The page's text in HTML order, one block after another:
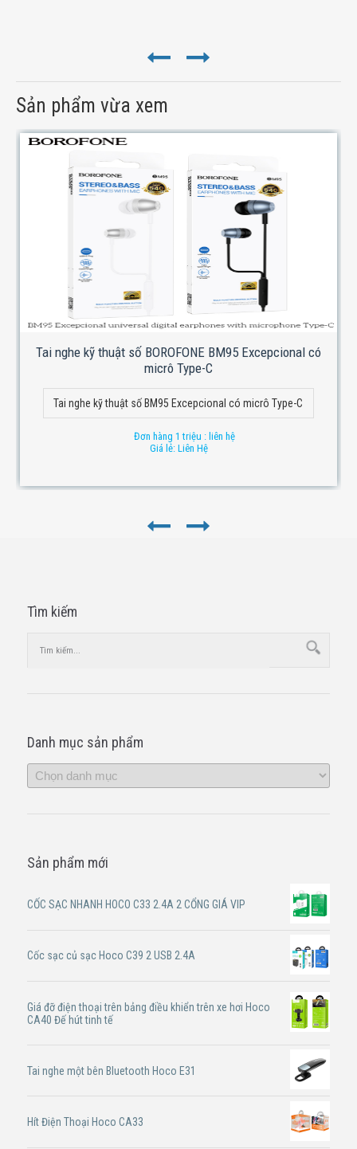
Sản phẩm vừa xem
Tai nghe kỹ thuật số BOROFONE BM95 Excepcional có
micrô Type-C
Tai nghe kỹ thuật số BM95 Excepcional có micrô Type-C
Đơn hàng 1 triệu : liên hệ
Giá lẻ: Liên Hệ
Tìm kiếm
Danh mục sản phẩm
Sản phẩm mới
CỐC SẠC NHANH HOCO C33 2.4A 2 CỔNG GIÁ VIP
Cốc sạc củ sạc Hoco C39 2 USB 2.4A
Giá đỡ điện thoại trên bảng điều khiển trên xe hơi Hoco
CA40 Đế hút tinh tế
Tai nghe một bên Bluetooth Hoco E31
Hít Điện Thoại Hoco CA33